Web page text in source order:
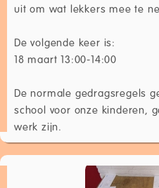
uit om wat lekkers mee te
De volgende keer is:
18 maart 13:00-14:00
De normale gedragsregels
school voor onze kinderen,
werk zijn.